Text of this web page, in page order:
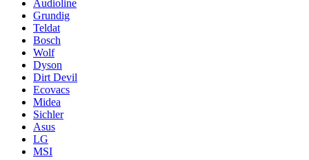
Audioline
Grundig
Teldat
Bosch
Wolf
Dyson
Dirt Devil
Ecovacs
Midea
Sichler
Asus
LG
MSI